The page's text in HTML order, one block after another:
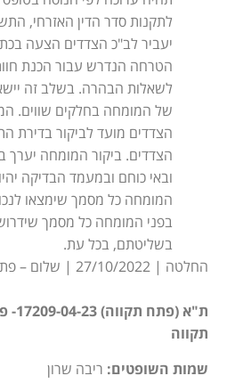
יעביר לב"כ הצדדים הצעה
הטרחה הנדרש עבור הכנת
לשאלות הבהרה. בשלב זה
של המומחה בחלקים שווים.
הצדדים מועד לביקור בדירת
הצדדים. ביקור המומחה יערך
ובאי כוחם ובמעמד הבדיקה
המומחה כל מסמך שימצאו
בפני המומחה כל מסמך
בשליטתם, בכל עת.
החלטה | 27/10/2022 | שלום – פתח תקווה
ת"א
תקווה
שמות השופטים: ריבה שרון